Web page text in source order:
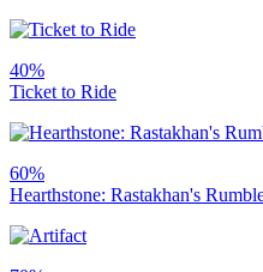
40%
Ticket to Ride
60%
Hearthstone: Rastakhan's